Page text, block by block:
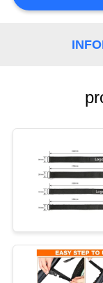
UNA CITA
SITIO
POLÍTICA